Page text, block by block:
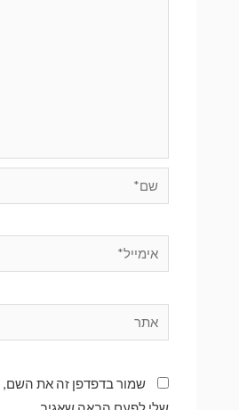
שמור בדפדפן זה את השם,